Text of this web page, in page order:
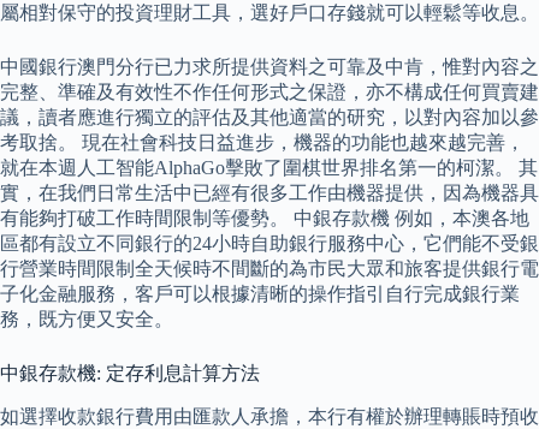
屬相對保守的投資理財工具，選好戶口存錢就可以輕鬆等收息。
中國銀行澳門分行已力求所提供資料之可靠及中肯，惟對內容之
完整、準確及有效性不作任何形式之保證，亦不構成任何買賣建
議，讀者應進行獨立的評估及其他適當的研究，以對內容加以參
考取捨。 現在社會科技日益進步，機器的功能也越來越完善，
就在本週人工智能AlphaGo擊敗了圍棋世界排名第一的柯潔。 其
實，在我們日常生活中已經有很多工作由機器提供，因為機器具
有能夠打破工作時間限制等優勢。 中銀存款機 例如，本澳各地
區都有設立不同銀行的24小時自助銀行服務中心，它們能不受銀
行營業時間限制全天候時不間斷的為市民大眾和旅客提供銀行電
子化金融服務，客戶可以根據清晰的操作指引自行完成銀行業
務，既方便又安全。
中銀存款機: 定存利息計算方法
如選擇收款銀行費用由匯款人承擔，本行有權於辦理轉賬時預收